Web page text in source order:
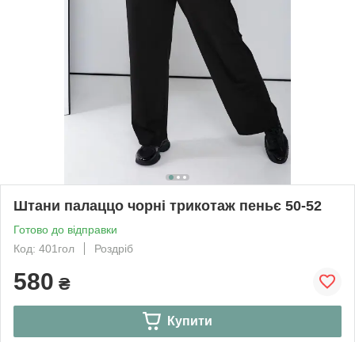
Штани палаццо чорні трикотаж пеньє 50-52
Готово до відправки
Код: 401гол
Роздріб
580 ₴
Купити